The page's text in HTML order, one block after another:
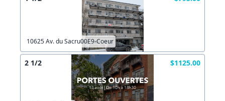
10625 Av. du Sacru00E9-Coeur
2 1/2 $1125.00